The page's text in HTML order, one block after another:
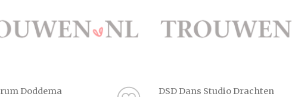
Doddema DSD Dans Studio Drachten